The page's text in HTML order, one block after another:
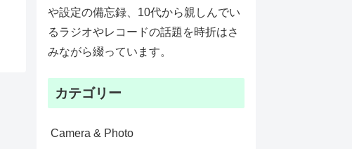
や設定の備忘録、10代から親しんでい
るラジオやレコードの話題を時折はさ
みながら綴っています。
カテゴリー
Camera & Photo